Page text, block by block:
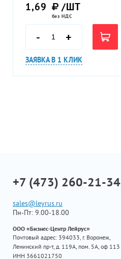
1,69 /ШТ
без НДС
- +
ЗАЯВКА В 1 КЛИК
+7 (473) 260-21-34
sales@leyrus.ru
Пн-Пт: 9.00-18.00
ООО «Бизнес-Центр Лейрус»
Почтовый адрес: 394033, г. Воронеж,
Ленинский пр-т, д. 119А, пом. 5А, оф 113
ИНН 3661021750